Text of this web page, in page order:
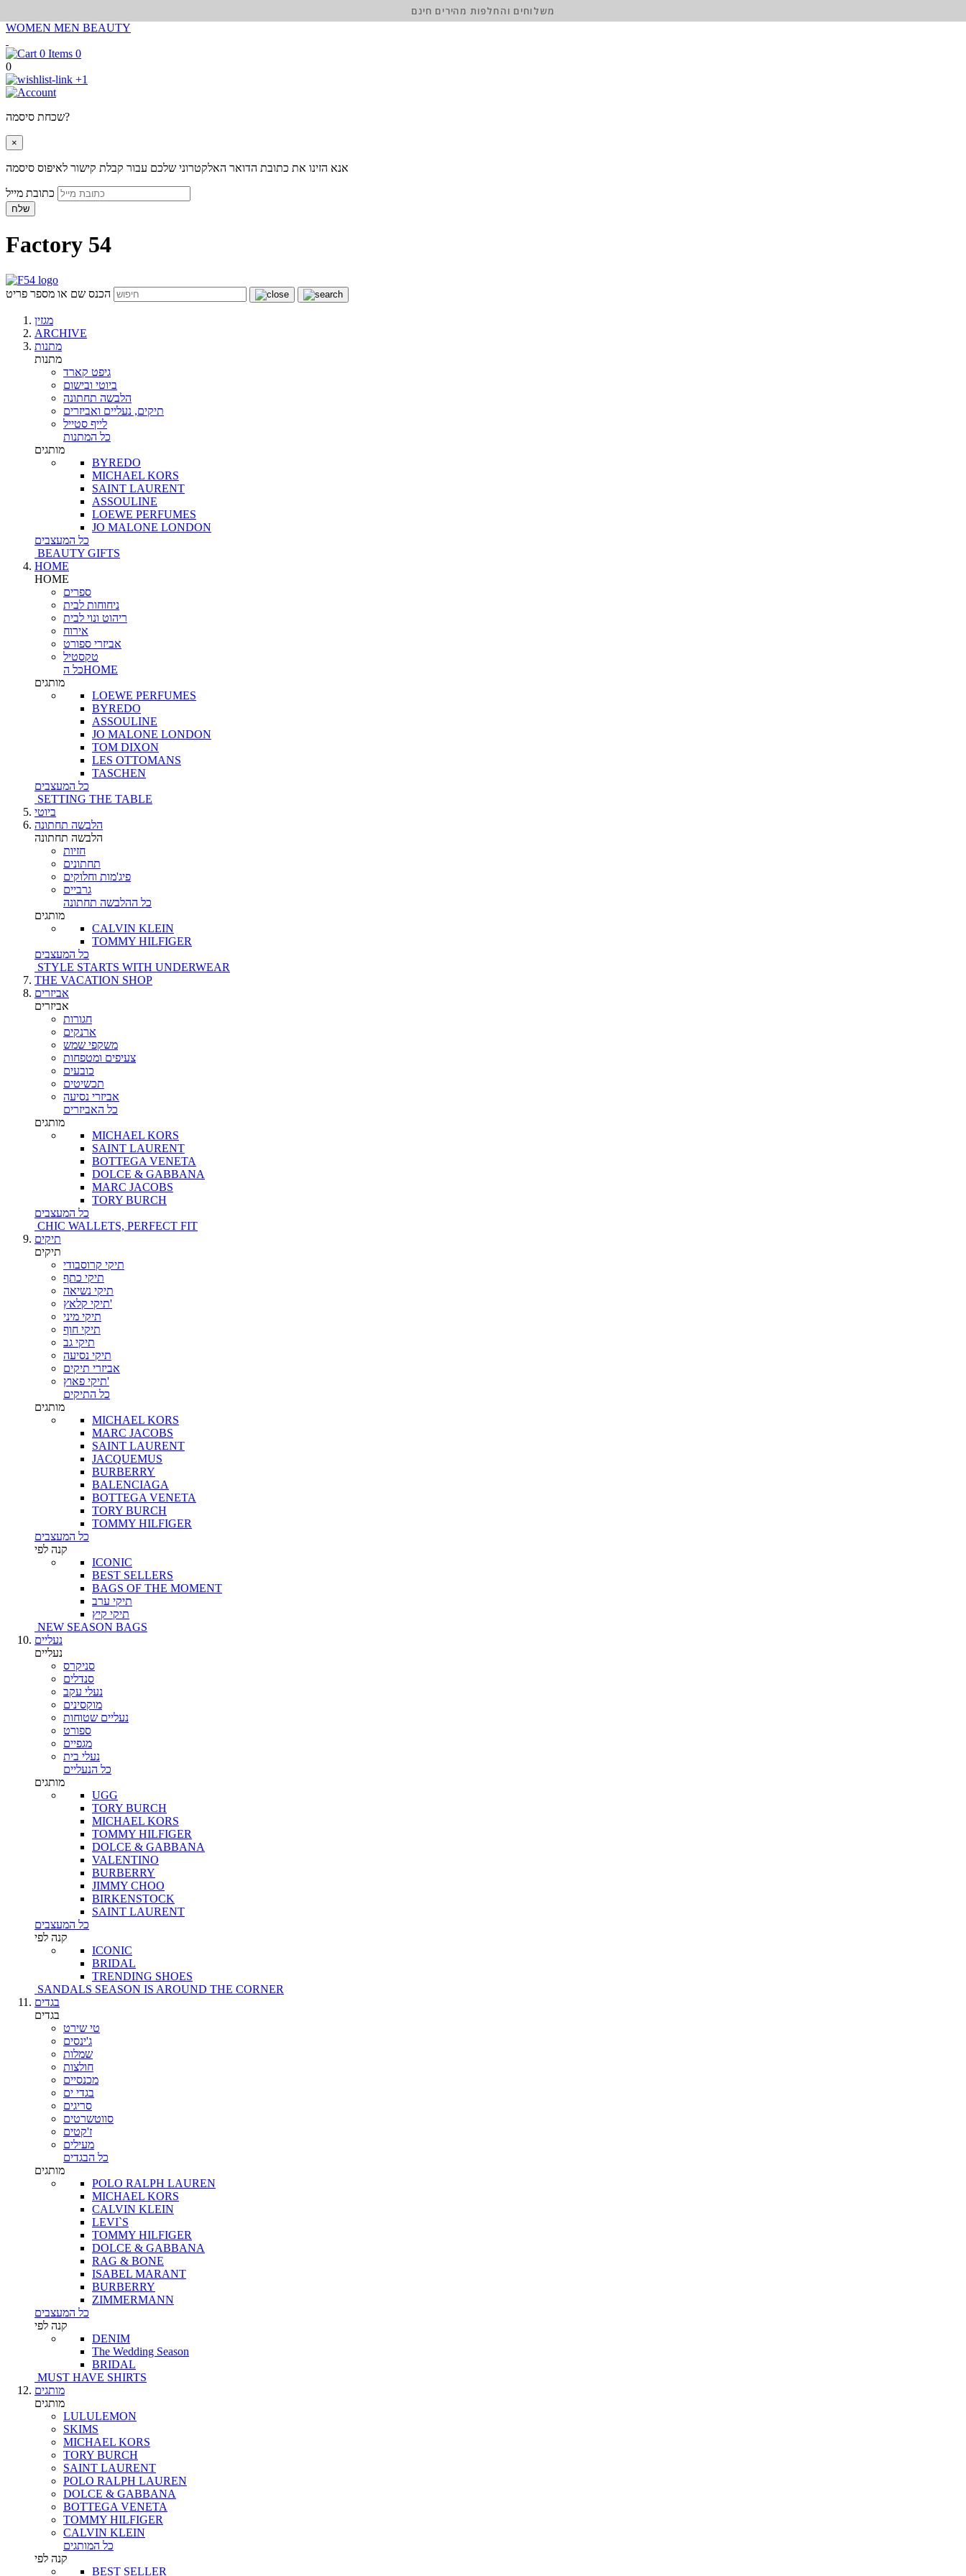
WOMEN MEN BEAUTY
0
0
+1
שכחת סיסמה?
×
אנא הזינו את כתובת הדואר האלקטרוני שלכם עבור קבלת קישור לאיפוס סיסמה
שלח
Factory 54
הכנס שם או מספר פריט
מגזין
ARCHIVE
מתנות
מתנות
גיפט קארד
ביוטי ובישום
הלבשה תחתונה
תיקים, נעליים ואביזרים
לייף סטייל
כל המתנות
מותגים
BYREDO
MICHAEL KORS
SAINT LAURENT
ASSOULINE
LOEWE PERFUMES
JO MALONE LONDON
כל המעצבים
BEAUTY GIFTS
HOME
HOME
ספרים
ניחוחות לבית
ריהוט ונוי לבית
אירוח
אביזרי ספורט
טקסטיל
כל הHOME
מותגים
LOEWE PERFUMES
BYREDO
ASSOULINE
JO MALONE LONDON
TOM DIXON
LES OTTOMANS
TASCHEN
כל המעצבים
SETTING THE TABLE
ביוטי
הלבשה תחתונה
הלבשה תחתונה
חזיות
תחתונים
פיג'מות וחלוקים
גרביים
כל ההלבשה תחתונה
מותגים
CALVIN KLEIN
TOMMY HILFIGER
כל המעצבים
STYLE STARTS WITH UNDERWEAR
THE VACATION SHOP
אביזרים
אביזרים
חגורות
ארנקים
משקפי שמש
צעיפים ומטפחות
כובעים
תכשיטים
אביזרי נסיעה
כל האביזרים
מותגים
MICHAEL KORS
SAINT LAURENT
BOTTEGA VENETA
DOLCE & GABBANA
MARC JACOBS
TORY BURCH
כל המעצבים
CHIC WALLETS, PERFECT FIT
תיקים
תיקים
תיקי קרוסבודי
תיקי כתף
תיקי נשיאה
תיקי קלאץ'
תיקי מיני
תיקי חוף
תיקי גב
תיקי נסיעה
אביזרי תיקים
תיקי פאוץ'
כל התיקים
מותגים
MICHAEL KORS
MARC JACOBS
SAINT LAURENT
JACQUEMUS
BURBERRY
BALENCIAGA
BOTTEGA VENETA
TORY BURCH
TOMMY HILFIGER
כל המעצבים
קנה לפי
ICONIC
BEST SELLERS
BAGS OF THE MOMENT
תיקי ערב
תיקי קיץ
NEW SEASON BAGS
נעליים
נעליים
סניקרס
סנדלים
נעלי עקב
מוקסינים
נעליים שטוחות
ספורט
מגפיים
נעלי בית
כל הנעליים
מותגים
UGG
TORY BURCH
MICHAEL KORS
TOMMY HILFIGER
DOLCE & GABBANA
VALENTINO
BURBERRY
JIMMY CHOO
BIRKENSTOCK
SAINT LAURENT
כל המעצבים
קנה לפי
ICONIC
BRIDAL
TRENDING SHOES
SANDALS SEASON IS AROUND THE CORNER
בגדים
בגדים
טי שירט
ג'ינסים
שמלות
חולצות
מכנסיים
בגדי ים
סריגים
סווטשרטים
ז'קטים
מעילים
כל הבגדים
מותגים
POLO RALPH LAUREN
MICHAEL KORS
CALVIN KLEIN
LEVI`S
TOMMY HILFIGER
DOLCE & GABBANA
RAG & BONE
ISABEL MARANT
BURBERRY
ZIMMERMANN
כל המעצבים
קנה לפי
DENIM
The Wedding Season
BRIDAL
MUST HAVE SHIRTS
מותגים
מותגים
LULULEMON
SKIMS
MICHAEL KORS
TORY BURCH
SAINT LAURENT
POLO RALPH LAUREN
DOLCE & GABBANA
BOTTEGA VENETA
TOMMY HILFIGER
CALVIN KLEIN
כל המותגים
קנה לפי
BEST SELLER
משלוחים והחלפות מהירים חינם